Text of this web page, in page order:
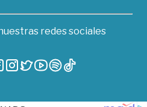
redes sociales